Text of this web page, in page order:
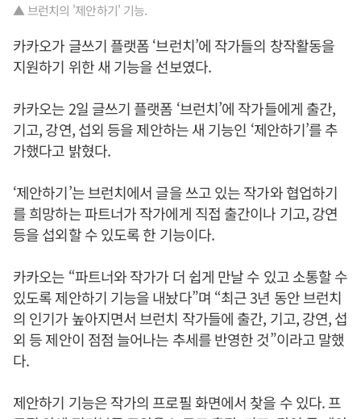
▲ 브런치의 '제안하기' 기능.
카카오가 글쓰기 플랫폼 ‘브런치’에 작가들의 창작활동을
지원하기 위한 새 기능을 선보였다.
카카오는 2일 글쓰기 플랫폼 ‘브런치’에 작가들에게 출간,
기고, 강연, 섭외 등을 제안하는 새 기능인 ‘제안하기’를 추
가했다고 밝혔다.
‘제안하기’는 브런치에서 글을 쓰고 있는 작가와 협업하기
를 희망하는 파트너가 작가에게 직접 출간이나 기고, 강연
등을 섭외할 수 있도록 한 기능이다.
카카오는 “파트너와 작가가 더 쉽게 만날 수 있고 소통할 수
있도록 제안하기 기능을 내놨다”며 “최근 3년 동안 브런치
의 인기가 높아지면서 브런치 작가들에 출간, 기고, 강연, 섭
외 등 제안이 점점 늘어나는 추세를 반영한 것”이라고 말했
다.
제안하기 기능은 작가의 프로필 화면에서 찾을 수 있다. 프